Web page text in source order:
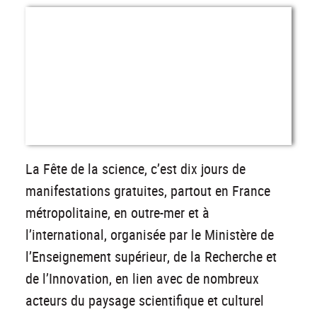
La Fête de la science, c’est dix jours de
manifestations gratuites, partout en France
métropolitaine, en outre-mer et à
l’international, organisée par le Ministère de
l’Enseignement supérieur, de la Recherche et
de l’Innovation, en lien avec de nombreux
acteurs du paysage scientifique et culturel